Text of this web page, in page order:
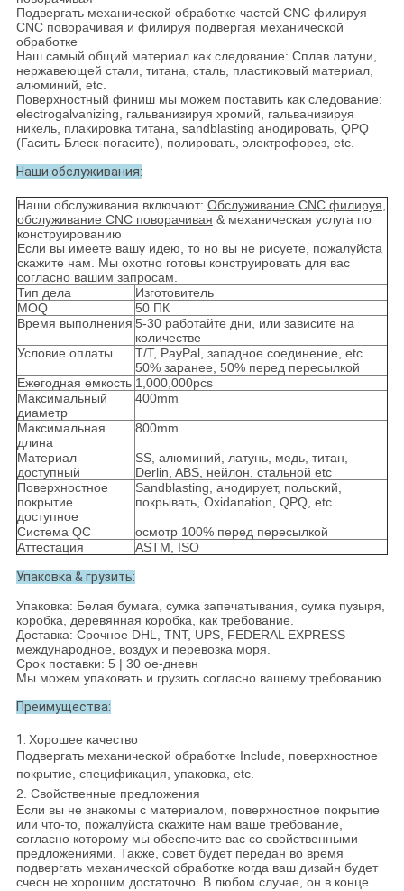
Подвергать механической обработке частей CNC филируя
CNC поворачивая и филируя подвергая механической
обработке
Наш самый общий материал как следование: Сплав латуни,
нержавеющей стали, титана, сталь, пластиковый материал,
алюминий, etc.
Поверхностный финиш мы можем поставить как следование:
electrogalvanizing, гальванизируя хромий, гальванизируя
никель, плакировка титана, sandblasting анодировать, QPQ
(Гасить-Блеск-погасите), полировать, электрофорез, etc.
Наши обслуживания:
Наши обслуживания включают: Обслуживание CNC филируя,
обслуживание CNC поворачивая & механическая услуга по
конструированию
Если вы имеете вашу идею, то но вы не рисуете, пожалуйста
скажите нам. Мы охотно готовы конструировать для вас
согласно вашим запросам.
Тип дела
Изготовитель
MOQ
50 ПК
Время выполнения 5-30 работайте дни, или зависите на
количестве
Условие оплаты
T/T, PayPal, западное соединение, etc.
50% заранее, 50% перед пересылкой
Ежегодная емкость 1,000,000pcs
Максимальный
диаметр
400mm
Максимальная
длина
800mm
Материал
доступный
SS, алюминий, латунь, медь, титан,
Derlin, ABS, нейлон, стальной etc
Поверхностное
покрытие
доступное
Sandblasting, анодирует, польский,
покрывать, Oxidanation, QPQ, etc
Система QC
осмотр 100% перед пересылкой
Аттестация
ASTM, ISO
Упаковка & грузить:
Упаковка: Белая бумага, сумка запечатывания, сумка пузыря,
коробка, деревянная коробка, как требование.
Доставка: Срочное DHL, TNT, UPS, FEDERAL EXPRESS
международное, воздух и перевозка моря.
Срок поставки: 5 | 30 ое-дневн
Мы можем упаковать и грузить согласно вашему требованию.
Преимущества:
1. Хорошее качество
Подвергать механической обработке Include, поверхностное
покрытие, спецификация, упаковка, etc.
2. Свойственные предложения
Если вы не знакомы с материалом, поверхностное покрытие
или что-то, пожалуйста скажите нам ваше требование,
согласно которому мы обеспечите вас со свойственными
предложениями. Также, совет будет передан во время
подвергать механической обработке когда ваш дизайн будет
счесн не хорошим достаточно. В любом случае, он в конце